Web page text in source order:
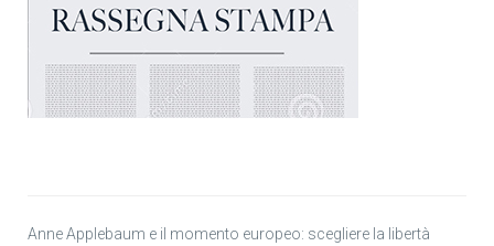
Anne Applebaum e il momento europeo: scegliere la libertà